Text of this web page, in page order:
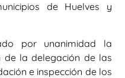
de Huelves y
por unanimidad la
de la delegación de las
e inspección de los